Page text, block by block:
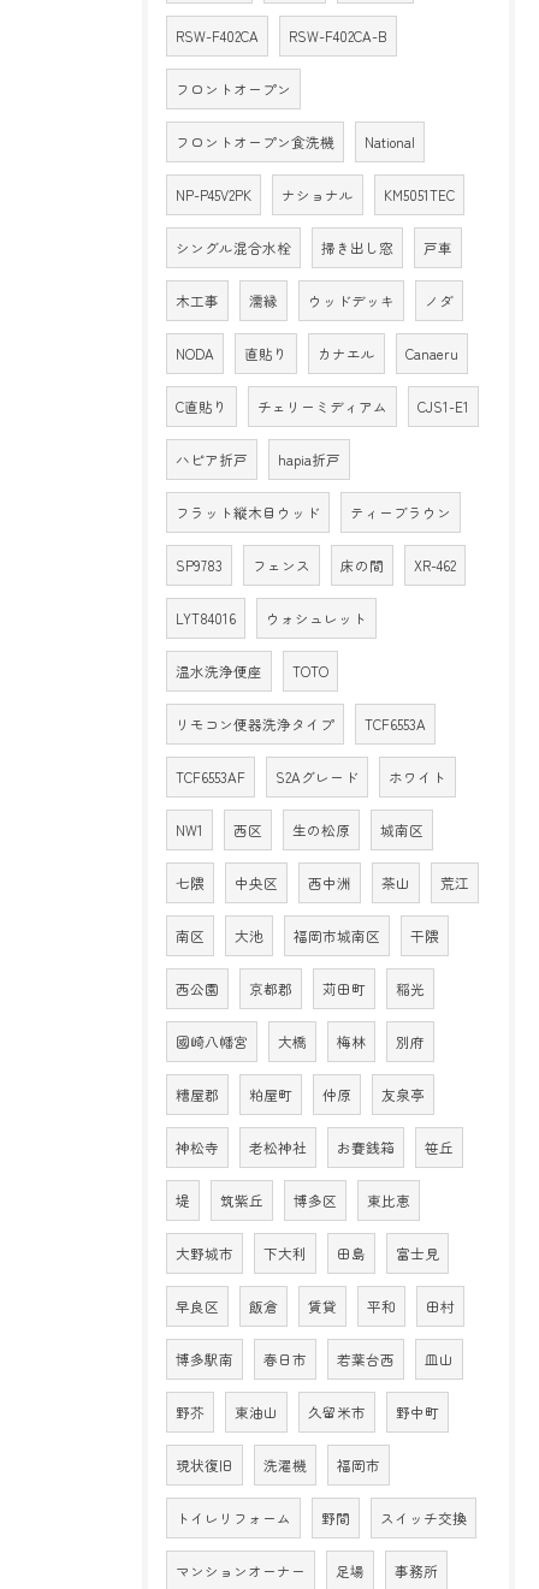
RSW-F402CA RSW-F402CA-B
フロントオープン
フロントオープン食洗機 National
NP-P45V2PK ナショナル KM5051TEC
シングル混合水栓 掃き出し窓 戸車
木工事 濡縁 ウッドデッキ ノダ
NODA 直貼り カナエル Canaeru
C直貼り チェリーミディアム CJS1-E1
ハピア折戸 hapia折戸
フラット縦木目ウッド ティーブラウン
SP9783 フェンス 床の間 XR-462
LYT84016 ウォシュレット
温水洗浄便座 TOTO
リモコン便器洗浄タイプ TCF6553A
TCF6553AF S2Aグレード ホワイト
NW1 西区 生の松原 城南区
七隈 中央区 西中洲 茶山 荒江
南区 大池 福岡市城南区 干隈
西公園 京都郡 苅田町 稲光
國崎八幡宮 大橋 梅林 別府
糟屋郡 粕屋町 仲原 友泉亭
神松寺 老松神社 お賽銭箱 笹丘
堤 筑紫丘 博多区 東比恵
大野城市 下大利 田島 富士見
早良区 飯倉 賃貸 平和 田村
博多駅南 春日市 若葉台西 皿山
野芥 東油山 久留米市 野中町
現状復旧 洗濯機 福岡市
トイレリフォーム 野間 スイッチ交換
マンションオーナー 足場 事務所